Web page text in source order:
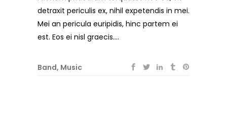
detraxit periculis ex, nihil expetendis in mei.
Mei an pericula euripidis, hinc partem ei
est. Eos ei nisl graecis....
Band, Music